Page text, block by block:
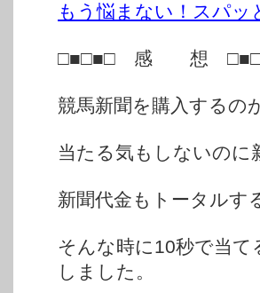
もう悩まない！スパッ
□■□■□ 感 想
競馬新聞を購入するの
当たる気もしないのに
新聞代金もトータルす
そんな時に10秒で当て
しました。